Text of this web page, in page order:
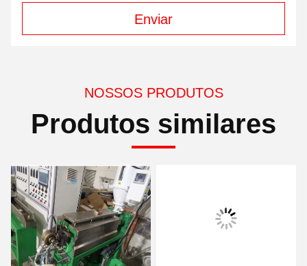
Enviar
NOSSOS PRODUTOS
Produtos similares